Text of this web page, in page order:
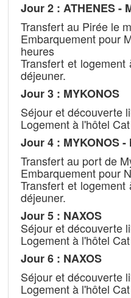
Jour 2 : ATHENES -
Transfert au Pirée le
Embarquement pour
heures
Transfert et
déjeuner.
Jour 3 : MYKONOS
Séjour et découverte
Logement à l'hôtel
Jour 4 : MYKONOS -
Transfert au port de
Embarquement pour
Transfert et
déjeuner.
Jour 5 : NAXOS
Séjour et découverte
Logement à l'hôtel
Jour 6 : NAXOS
Séjour et découverte
Logement à l'hôtel